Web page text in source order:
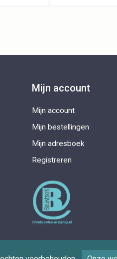
Mijn account
Mijn account
Mijn bestellingen
Mijn adresboek
Registreren